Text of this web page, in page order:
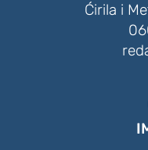
Ćirila i